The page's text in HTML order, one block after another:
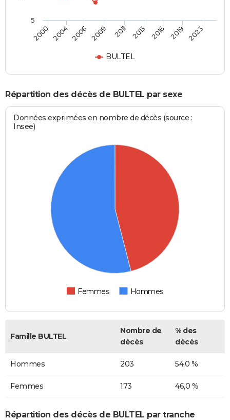
BULTEL
2000 2004 2006 2009 2011 2013 2016 2019 2023
5
Répartition des décès de BULTEL par sexe
Données exprimées en nombre de décès (source :
Insee)
Femmes Hommes
Famille BULTEL
Nombre de
décès
% des
décès
Hommes 203 54,0 %
Femmes 173 46,0 %
Répartition des décès de BULTEL par tranche